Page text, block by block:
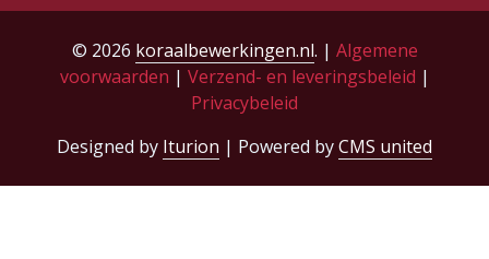
© 2026 koraalbewerkingen.nl. | Algemene
voorwaarden | Verzend- en leveringsbeleid |
Privacybeleid
Designed by Iturion | Powered byCMS united